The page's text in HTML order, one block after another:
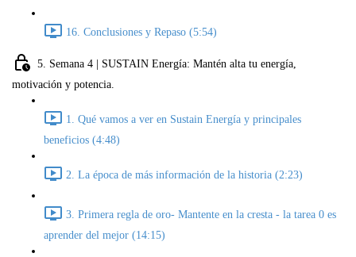
16. Conclusiones y Repaso (5:54)
5. Semana 4 | SUSTAIN Energía: Mantén alta tu energía,
motivación y potencia.
1. Qué vamos a ver en Sustain Energía y principales
beneficios (4:48)
2. La época de más información de la historia (2:23)
3. Primera regla de oro- Mantente en la cresta - la tarea 0 es
aprender del mejor (14:15)